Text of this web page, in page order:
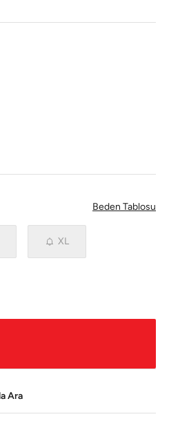
Beden Tablosu
XL
Ara